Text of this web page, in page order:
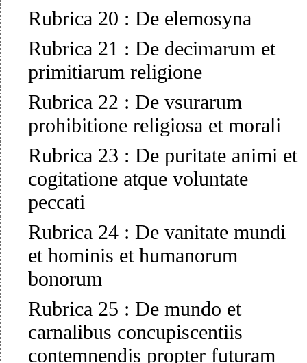
Rubrica 20 : De elemosyna
Rubrica 21 : De decimarum et
primitiarum religione
Rubrica 22 : De vsurarum
prohibitione religiosa et morali
Rubrica 23 : De puritate animi et
cogitatione atque voluntate
peccati
Rubrica 24 : De vanitate mundi
et hominis et humanorum
bonorum
Rubrica 25 : De mundo et
carnalibus concupiscentiis
contemnendis propter futuram